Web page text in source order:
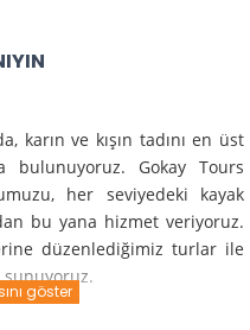
karın ve kışın tadını en üst
bulunuyoruz. Gokay Tours
her seviyedeki kayak
bu yana hizmet veriyoruz.
düzenlediğimiz turlar ile